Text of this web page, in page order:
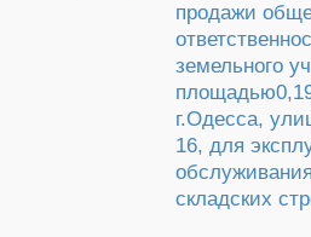
продажи
земельного
г.Одесса,
16, для
складских